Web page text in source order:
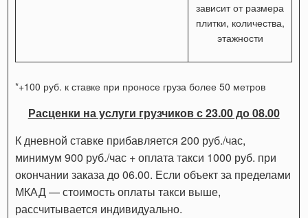
зависит от размера
плитки, количества,
этажности
*+100 руб. к ставке при проносе груза более 50 метров
Расценки на услуги грузчиков с 23.00 до 08.00
К дневной ставке прибавляется 200 руб./час,
минимум 900 руб./час + оплата такси 1000 руб. при
окончании заказа до 06.00. Если объект за пределами
МКАД — стоимость оплаты такси выше,
рассчитывается индивидуально.